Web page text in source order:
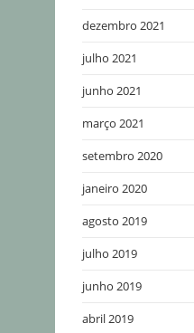
dezembro 2021
julho 2021
junho 2021
março 2021
setembro 2020
janeiro 2020
agosto 2019
julho 2019
junho 2019
abril 2019